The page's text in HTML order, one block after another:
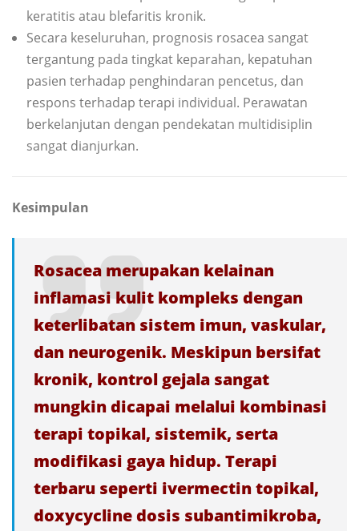
keratitis atau blefaritis kronik.
Secara keseluruhan, prognosis rosacea sangat
tergantung pada tingkat keparahan, kepatuhan
pasien terhadap penghindaran pencetus, dan
respons terhadap terapi individual. Perawatan
berkelanjutan dengan pendekatan multidisiplin
sangat dianjurkan.
Kesimpulan
Rosacea merupakan kelainan
inflamasi kulit kompleks dengan
keterlibatan sistem imun, vaskular,
dan neurogenik. Meskipun bersifat
kronik, kontrol gejala sangat
mungkin dicapai melalui kombinasi
terapi topikal, sistemik, serta
modifikasi gaya hidup. Terapi
terbaru seperti ivermectin topikal,
doxycycline dosis subantimikroba,